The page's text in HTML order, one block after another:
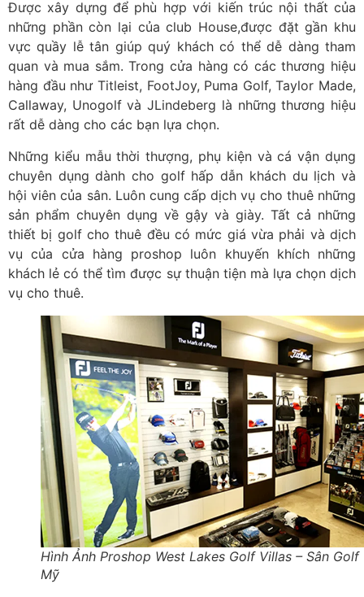
Được xây dựng để phù hợp với kiến trúc nội thất của
những phần còn lại của club House,được đặt gần khu
vực quầy lễ tân giúp quý khách có thể dễ dàng tham
quan và mua sắm. Trong cửa hàng có các thương hiệu
hàng đầu như Titleist, FootJoy, Puma Golf, Taylor Made,
Callaway, Unogolf và JLindeberg là những thương hiệu
rất dễ dàng cho các bạn lựa chọn.
Những kiểu mẫu thời thượng, phụ kiện và cá vận dụng
chuyên dụng dành cho golf hấp dẫn khách du lịch và
hội viên của sân. Luôn cung cấp dịch vụ cho thuê những
sản phẩm chuyên dụng về gậy và giày. Tất cả những
thiết bị golf cho thuê đều có mức giá vừa phải và dịch
vụ của cửa hàng proshop luôn khuyến khích những
khách lẻ có thể tìm được sự thuận tiện mà lựa chọn dịch
vụ cho thuê.
Hình Ảnh Proshop West Lakes Golf Villas – Sân Golf
Mỹ